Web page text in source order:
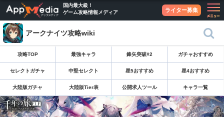
国内最大級！
ゲーム攻略情報メディア
ライター募集
アークナイツ攻略wiki
攻略TOP 最強キャラ 鋒矢突破#2 ガチャおすすめ
セレクトガチャ 中堅セレクト 星5おすすめ 星4おすすめ
大陸版ガチャ 大陸版Tier表 公開求人ツール キャラ一覧